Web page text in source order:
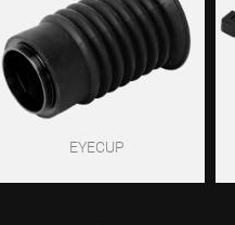
EYECUP